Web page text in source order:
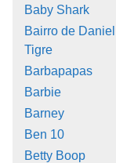
Baby Shark
Bairro de Daniel
Tigre
Barbapapas
Barbie
Barney
Ben 10
Betty Boop